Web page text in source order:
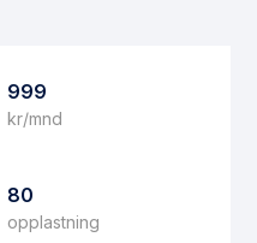
999
kr/mnd
80
opplastning